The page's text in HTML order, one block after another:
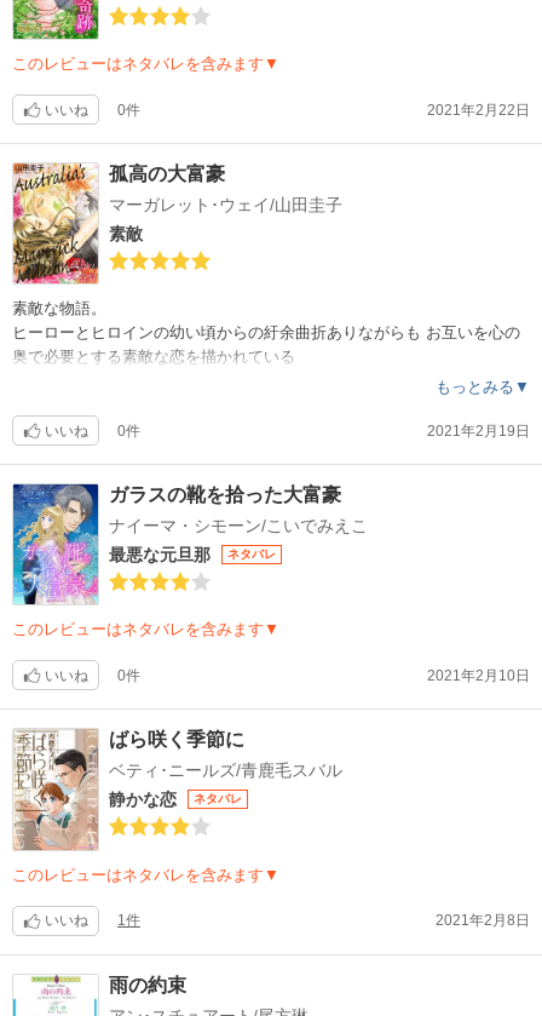
このレビューはネタバレを含みます▼
いいね 0件 2021年2月22日
孤高の大富豪
マーガレット･ウェイ/山田圭子
素敵
素敵な物語。
ヒーローとヒロインの幼い頃からの紆余曲折ありながらも お互いを心の
奥で必要とする素敵な恋を描かれている
オススメです。
もっとみる▼
いいね 0件 2021年2月19日
ガラスの靴を拾った大富豪
ナイーマ・シモーン/こいでみえこ
最悪な元旦那
ネタバレ
このレビューはネタバレを含みます▼
いいね 0件 2021年2月10日
ばら咲く季節に
ベティ･ニールズ/青鹿毛スバル
静かな恋
ネタバレ
このレビューはネタバレを含みます▼
いいね 1件 2021年2月8日
雨の約束